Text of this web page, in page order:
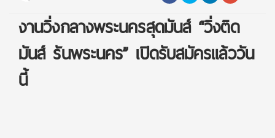
งานวิ่งกลางพระนครสุดมันส์ “วิ่งติด
มันส์ รันพระนคร” เปิดรับสมัครแล้ววัน
นี้